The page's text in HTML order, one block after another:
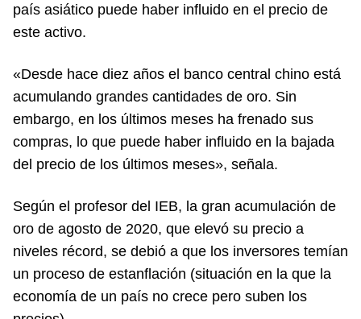
país asiático puede haber influido en el precio de
este activo.
«Desde hace diez años el banco central chino está
acumulando grandes cantidades de oro. Sin
embargo, en los últimos meses ha frenado sus
compras, lo que puede haber influido en la bajada
del precio de los últimos meses», señala.
Según el profesor del IEB, la gran acumulación de
oro de agosto de 2020, que elevó su precio a
niveles récord, se debió a que los inversores temían
un proceso de estanflación (situación en la que la
economía de un país no crece pero suben los